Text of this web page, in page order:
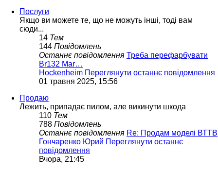
Послуги
Якщо ви можете те, що не можуть інші, тоді вам
сюди...
14 Тем
144 Повідомлень
Останнє повідомлення Треба перефарбувати
Br132 Mar…
Hockenheim Переглянути останнє повідомлення
01 травня 2025, 15:56
Продаю
Лежить, припадає пилом, але викинути шкода
110 Тем
788 Повідомлень
Останнє повідомлення Re: Продам моделі ВТТВ
Гончаренко Юрий Переглянути останнє
повідомлення
Вчора, 21:45